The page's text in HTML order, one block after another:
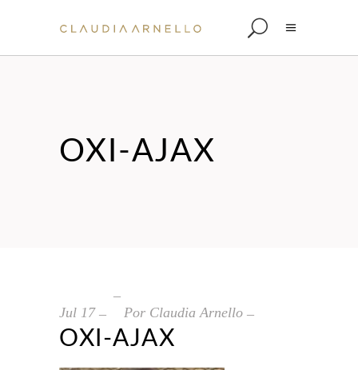
OXI-AJAX
Jul 17 Por Claudia Arnello
OXI-AJAX